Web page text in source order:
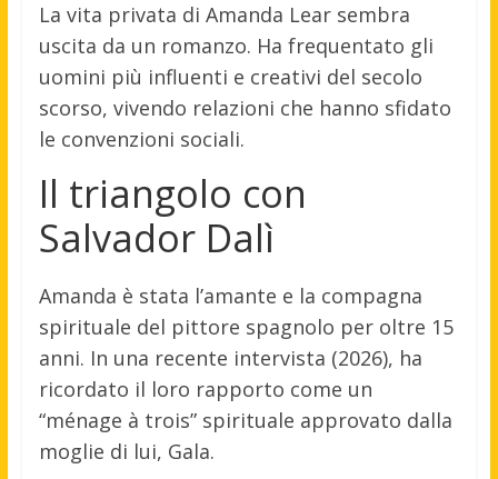
La vita privata di Amanda Lear sembra
uscita da un romanzo. Ha frequentato gli
uomini più influenti e creativi del secolo
scorso, vivendo relazioni che hanno sfidato
le convenzioni sociali.
Il triangolo con
Salvador Dalì
Amanda è stata l’amante e la compagna
spirituale del pittore spagnolo per oltre 15
anni. In una recente intervista (2026), ha
ricordato il loro rapporto come un
“ménage à trois” spirituale approvato dalla
moglie di lui, Gala.